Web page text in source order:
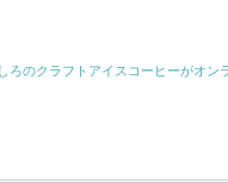
ろのクラフトアイスコーヒーがオン